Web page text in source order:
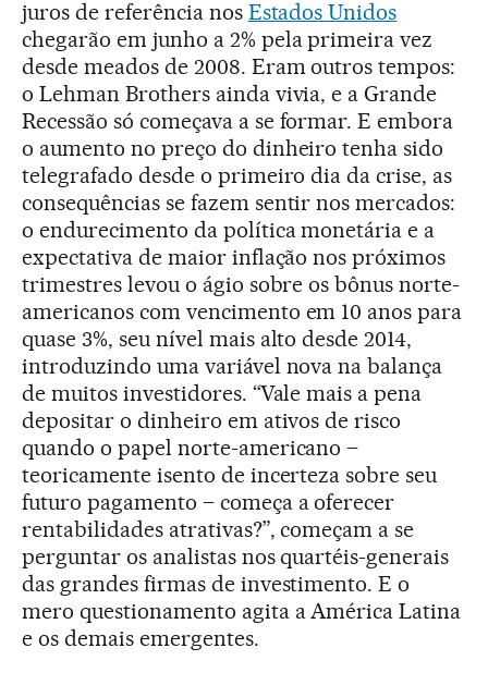
juros de referência nos Estados Unidos
chegarão em junho a 2% pela primeira vez
desde meados de 2008. Eram outros tempos:
o Lehman Brothers ainda vivia, e a Grande
Recessão só começava a se formar. E embora
o aumento no preço do dinheiro tenha sido
telegrafado desde o primeiro dia da crise, as
consequências se fazem sentir nos mercados:
o endurecimento da política monetária e a
expectativa de maior inflação nos próximos
trimestres levou o ágio sobre os bônus norte-
americanos com vencimento em 10 anos para
quase 3%, seu nível mais alto desde 2014,
introduzindo uma variável nova na balança
de muitos investidores. “Vale mais a pena
depositar o dinheiro em ativos de risco
quando o papel norte-americano –
teoricamente isento de incerteza sobre seu
futuro pagamento – começa a oferecer
rentabilidades atrativas?”, começam a se
perguntar os analistas nos quartéis-generais
das grandes firmas de investimento. E o
mero questionamento agita a América Latina
e os demais emergentes.